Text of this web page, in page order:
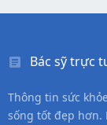
Bác sỹ trực
Thông tin sức
sống tốt đẹp hơn.